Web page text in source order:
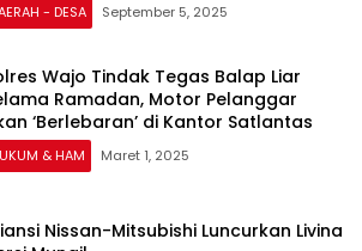
- DESA September 5, 2025
Wajo Tindak Tegas Balap Liar
Ramadan, Motor Pelanggar
‘Berlebaran’ di Kantor Satlantas
& HAM Maret 1, 2025
Nissan-Mitsubishi Luncurkan Livina